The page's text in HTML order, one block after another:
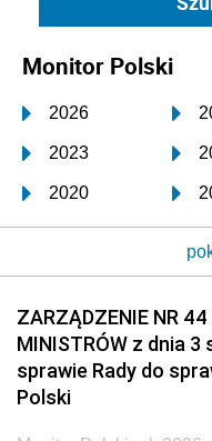
Monitor Polski
2026
2023
2020
2017
2014
2011
2008
2005
ZARZĄDZENIE NR 44
MINISTRÓW z dnia 3
sprawie Rady do
Polski